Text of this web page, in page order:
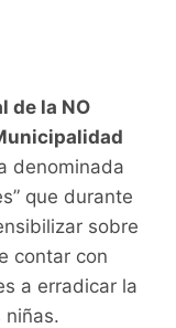
de la NO
denominada
que durante
sobre
contar con
a erradicar la
niñas.